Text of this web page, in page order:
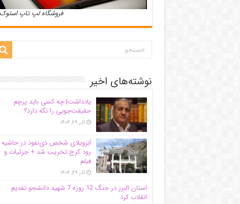
فروشگاه لپ تاپ استوک
نوشته‌های اخیر
یادداشت| ‌چه کسی باید پرچم
حقیقت‌جویی را نگه دارد؟
آذر ۲۹, ۱۴۰۴
اَبَر‌ویلای شخص ذی‌نفوذ در حاشیه‌
رود کرج تخریب شد + جزئیات و
فیلم
آذر ۲۹, ۱۴۰۴
استان البرز در جنگ 12 روزه 7 شهید دانشجو تقدیم
انقلاب کرد